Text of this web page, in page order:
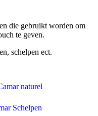
die gebruikt worden om
te geven.
schelpen ect.
Schelpen